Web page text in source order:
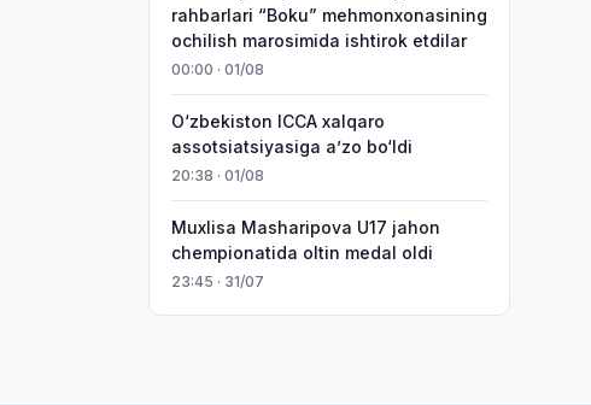
rahbarlari “Boku” mehmonxonasining
ochilish marosimida ishtirok etdilar
00:00 · 01/08
O‘zbekiston ICCA xalqaro
assotsiatsiyasiga aʼzo bo‘ldi
20:38 · 01/08
Muxlisa Masharipova U17 jahon
chempionatida oltin medal oldi
23:45 · 31/07